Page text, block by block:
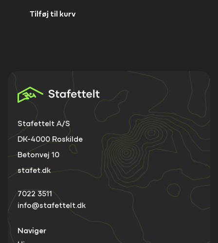
Tilføj til kurv
Stafettelt A/S
DK-4000 Roskilde
Betonvej 10
stafet.dk
7022 3511
info@stafettelt.dk
Naviger